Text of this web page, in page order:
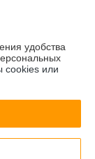
удобства
cookies или